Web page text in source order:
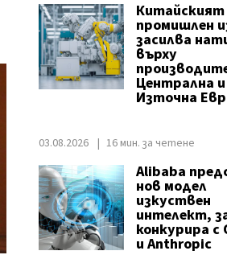
Китайският
промишлен
засилва
върху
Централна и
Източна
03.08.2026 16 мин. за четене
Alibaba
нов модел
изкуствен
интелект,
конкурира с
и Anthropic